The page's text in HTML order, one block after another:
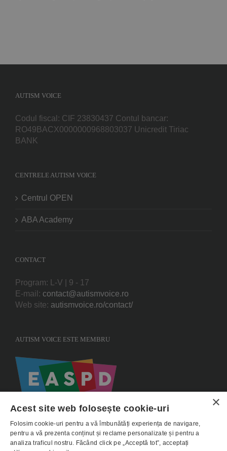
AUTISM VOICE
Codul fiscal: CIF 23830437 Contul bancar:
RO49BACX0000000968803037 Unicredit Tiriac
BANK
CENTRELE AUTISM VOICE
Centrul OPEN
ABA Academy
CONTACT
Program: L-V | 9 - 17
E-mail: contact@autismvoice.ro
Web site: autismvoice.ro/contact/
AUTISM VOICE ESTE MEMBRU
×
Acest site web folosește cookie-uri
Folosim cookie-uri pentru a vă îmbunătăți experiența de navigare,
pentru a vă prezenta conținut și reclame personalizate și pentru a
analiza traficul nostru. Făcând click pe „Acceptă tot”, acceptați